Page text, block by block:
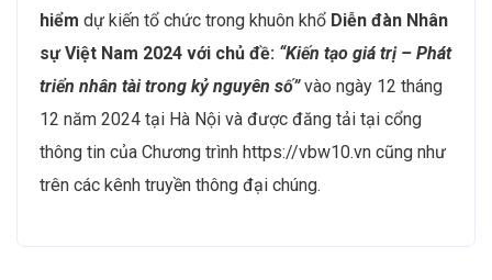
hiểm dự kiến tổ chức trong khuôn khổ Diễn đàn Nhân
sự Việt Nam 2024 với chủ đề: “Kiến tạo giá trị – Phát
triển nhân tài trong kỷ nguyên số”vào ngày 12 tháng
12 năm 2024 tại Hà Nội và được đăng tải tại cổng
thông tin của Chương trình https://vbw10.vn cũng như
trên các kênh truyền thông đại chúng.